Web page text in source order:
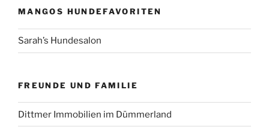
MANGOS HUNDEFAVORITEN
Sarah’s Hundesalon
FREUNDE UND FAMILIE
Dittmer Immobilien im Dümmerland